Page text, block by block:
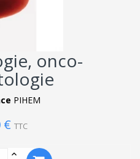
onco-
PIHEM
€ TTC